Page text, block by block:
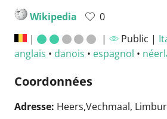
Wikipedia
0
|
| Public |
anglais • danois • espagnol •
Coordonnées
Adresse: Heers,Vechmaal,